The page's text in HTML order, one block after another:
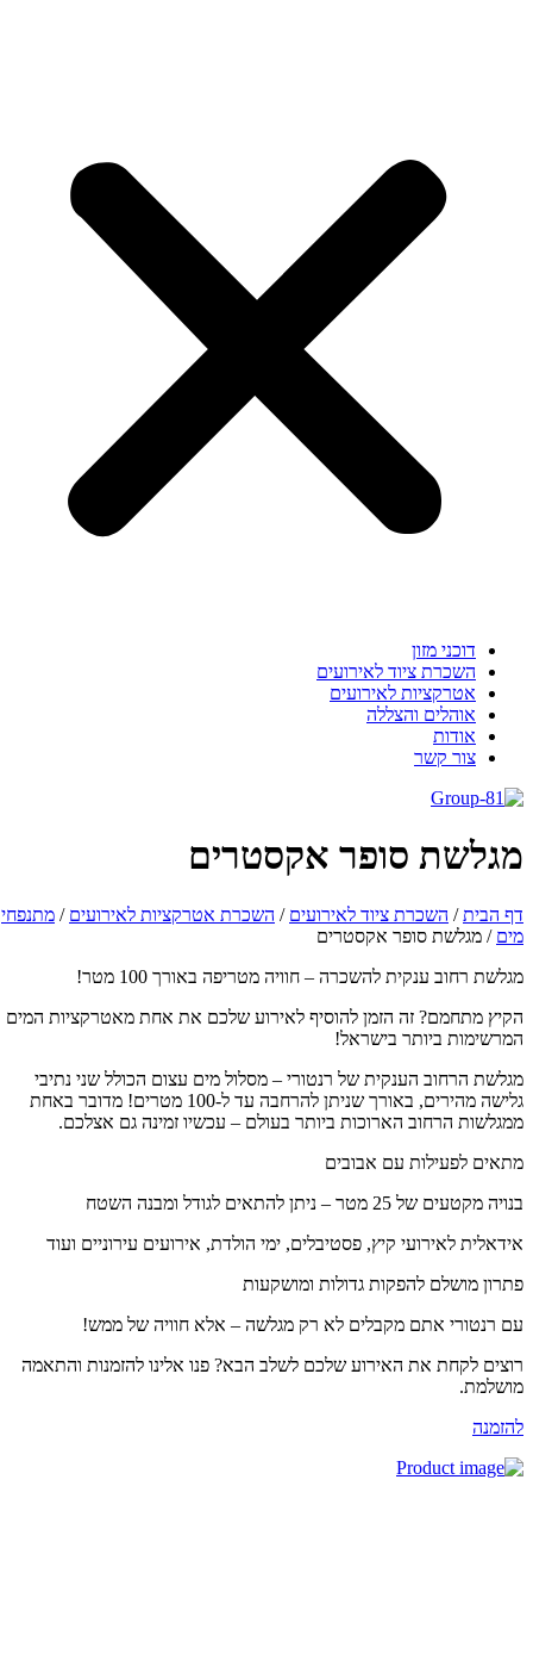
דוכני מזון
השכרת ציוד לאירועים
אטרקציות לאירועים
אוהלים והצללה
אודות
צור קשר
סופר אקסטרים
הבית/השכרת ציוד לאירועים/השכרת אטרקציות לאירועים/מתנפחי
/מגלשת סופר אקסטרים
רחוב ענקית להשכרה – חוויה מטריפה באורך 100 מטר!
מתחמם? זה הזמן להוסיף לאירוע שלכם את אחת מאטרקציות המים
ביותר בישראל!
הרחוב הענקית של רנטורי – מסלול מים עצום הכולל שני נתיבי
גלישה מהירים, באורך שניתן להרחבה עד ל-100 מטרים! מדובר באחת
הרחוב הארוכות ביותר בעולם – עכשיו זמינה גם אצלכם.
לפעילות עם אבובים
מקטעים של 25 מטר – ניתן להתאים לגודל ומבנה השטח
לאירועי קיץ, פסטיבלים, ימי הולדת, אירועים עירוניים ועוד
מושלם להפקות גדולות ומושקעות
רנטורי אתם מקבלים לא רק מגלשה – אלא חוויה של ממש!
לקחת את האירוע שלכם לשלב הבא? פנו אלינו להזמנות והתאמה